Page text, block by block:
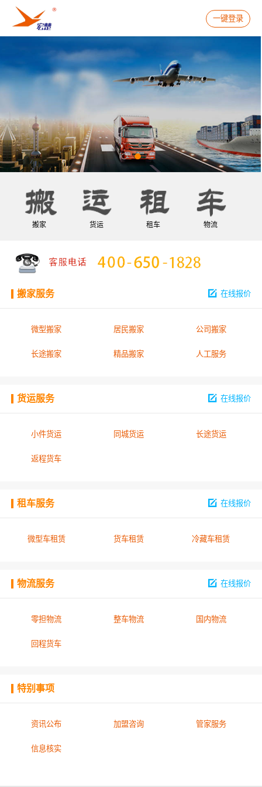
一键登录
搬家 货运 租车 物流
在线报价
搬家服务
微型搬家 居民搬家 公司搬家
长途搬家 精品搬家 人工服务
在线报价
货运服务
小件货运 同城货运 长途货运
返程货车
在线报价
租车服务
微型车租赁 货车租赁 冷藏车租赁
在线报价
物流服务
零担物流 整车物流 国内物流
回程货车
特别事项
资讯公布 加盟咨询 管家服务
信息核实